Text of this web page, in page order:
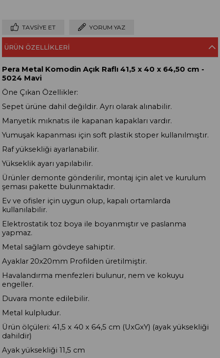
TAVSIYE ET YORUM YAZ
ÜRÜN ÖZELLIKLERI
Pera Metal Komodin Açık Raflı 41,5 x 40 x 64,50 cm -
5024 Mavi
Öne Çıkan Özellikler:
Sepet ürüne dahil değildir. Ayrı olarak alınabilir.
Manyetik mıknatıs ile kapanan kapakları vardır.
Yumuşak kapanması için soft plastik stoper kullanılmıştır.
Raf yüksekliği ayarlanabilir.
Yükseklik ayarı yapılabilir.
Ürünler demonte gönderilir, montaj için alet ve kurulum
şeması pakette bulunmaktadır.
Ev ve ofisler için uygun olup, kapalı ortamlarda
kullanılabilir.
Elektrostatik toz boya ile boyanmıştır ve paslanma
yapmaz.
Metal sağlam gövdeye sahiptir.
Ayaklar 20x20mm Profilden üretilmiştir.
Havalandırma menfezleri bulunur, nem ve kokuyu
engeller.
Duvara monte edilebilir.
Metal kulpludur.
Ürün ölçüleri: 41,5 x 40 x 64,5 cm (UxGxY) (ayak yüksekliği
dahildir)
Ayak yüksekliği 11,5 cm